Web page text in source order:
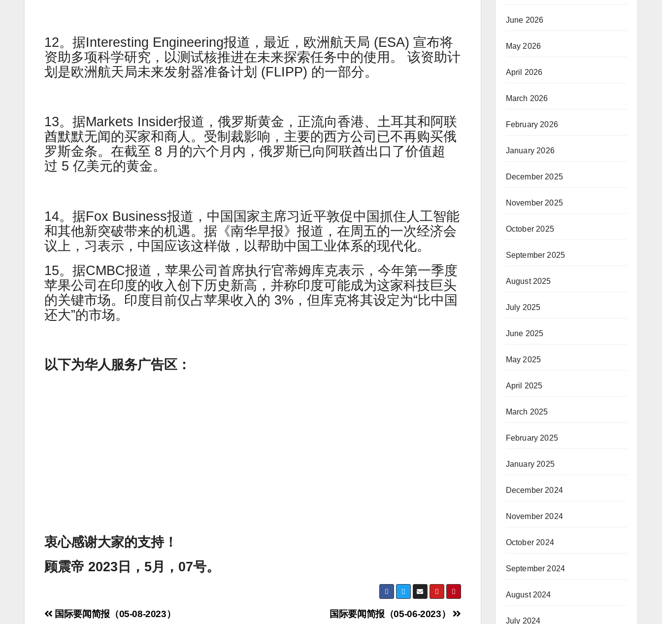
12。据Interesting Engineering报道，最近，欧洲航天局 (ESA) 宣布将
资助多项科学研究，以测试核推进在未来探索任务中的使用。 该资助计
划是欧洲航天局未来发射器准备计划 (FLIPP) 的一部分。
13。据Markets Insider报道，俄罗斯黄金，正流向香港、土耳其和阿联
酋默默无闻的买家和商人。受制裁影响，主要的西方公司已不再购买俄
罗斯金条。在截至 8 月的六个月内，俄罗斯已向阿联酋出口了价值超
过 5 亿美元的黄金。
14。据Fox Business报道，中国国家主席习近平敦促中国抓住人工智能
和其他新突破带来的机遇。据《南华早报》报道，在周五的一次经济会
议上，习表示，中国应该这样做，以帮助中国工业体系的现代化。
15。据CMBC报道，苹果公司首席执行官蒂姆库克表示，今年第一季度
苹果公司在印度的收入创下历史新高，并称印度可能成为这家科技巨头
的关键市场。印度目前仅占苹果收入的 3%，但库克将其设定为“比中国
还大”的市场。
以下为华人服务广告区：
衷心感谢大家的支持！
顾震帝 2023日，5月，07号。
Post
国际要闻简报（05-06-2023）
国际要闻简报（05-08-2023）
June 2026
May 2026
April 2026
March 2026
February 2026
January 2026
December 2025
November 2025
October 2025
September 2025
August 2025
July 2025
June 2025
May 2025
April 2025
March 2025
February 2025
January 2025
December 2024
November 2024
October 2024
September 2024
August 2024
July 2024